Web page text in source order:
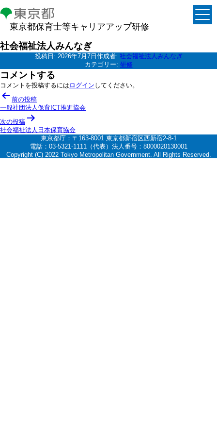
東京都保育士等キャリアアップ研修
社会福祉法人みんなぎ
投稿日: 2026年7月7日 作成者: 社会福祉法人みんなぎ
カテゴリー: 研修
コメントする
コメントを投稿するには ログイン してください。
投
稿
ナ
ビ
ー
前の投稿
一般社団法人保育ICT推進協会
次の投稿
社会福祉法人日本保育協会
東京都庁：〒163-8001 東京都新宿区西新宿2-8-1
電話：03-5321-1111（代表）法人番号：8000020130001
Copyright (C) 2022 Tokyo Metropolitan Government. All Rights Reserved.